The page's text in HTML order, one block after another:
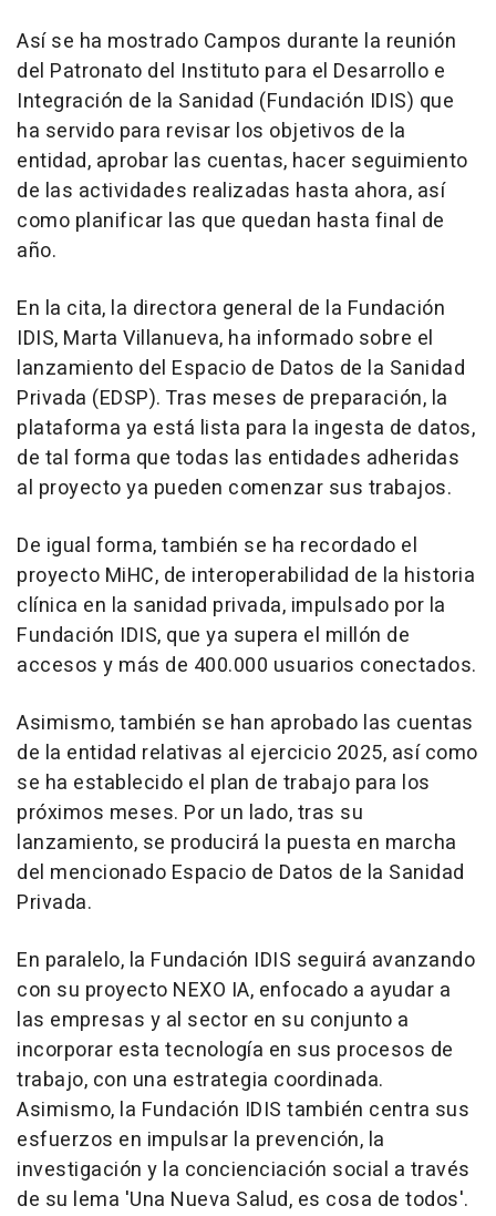
Así se ha mostrado Campos durante la reunión
del Patronato del Instituto para el Desarrollo e
Integración de la Sanidad (Fundación IDIS) que
ha servido para revisar los objetivos de la
entidad, aprobar las cuentas, hacer seguimiento
de las actividades realizadas hasta ahora, así
como planificar las que quedan hasta final de
año.
En la cita, la directora general de la Fundación
IDIS, Marta Villanueva, ha informado sobre el
lanzamiento del Espacio de Datos de la Sanidad
Privada (EDSP). Tras meses de preparación, la
plataforma ya está lista para la ingesta de datos,
de tal forma que todas las entidades adheridas
al proyecto ya pueden comenzar sus trabajos.
De igual forma, también se ha recordado el
proyecto MiHC, de interoperabilidad de la historia
clínica en la sanidad privada, impulsado por la
Fundación IDIS, que ya supera el millón de
accesos y más de 400.000 usuarios conectados.
Asimismo, también se han aprobado las cuentas
de la entidad relativas al ejercicio 2025, así como
se ha establecido el plan de trabajo para los
próximos meses. Por un lado, tras su
lanzamiento, se producirá la puesta en marcha
del mencionado Espacio de Datos de la Sanidad
Privada.
En paralelo, la Fundación IDIS seguirá avanzando
con su proyecto NEXO IA, enfocado a ayudar a
las empresas y al sector en su conjunto a
incorporar esta tecnología en sus procesos de
trabajo, con una estrategia coordinada.
Asimismo, la Fundación IDIS también centra sus
esfuerzos en impulsar la prevención, la
investigación y la concienciación social a través
de su lema 'Una Nueva Salud, es cosa de todos'.